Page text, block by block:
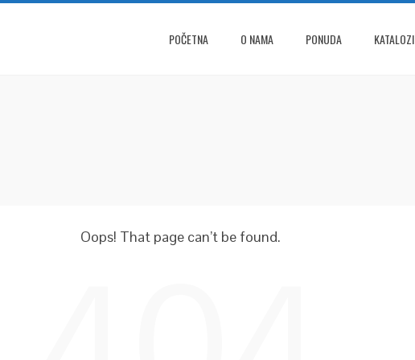
POČETNA O NAMA PONUDA KATALOZI
Oops! That page can’t be found.